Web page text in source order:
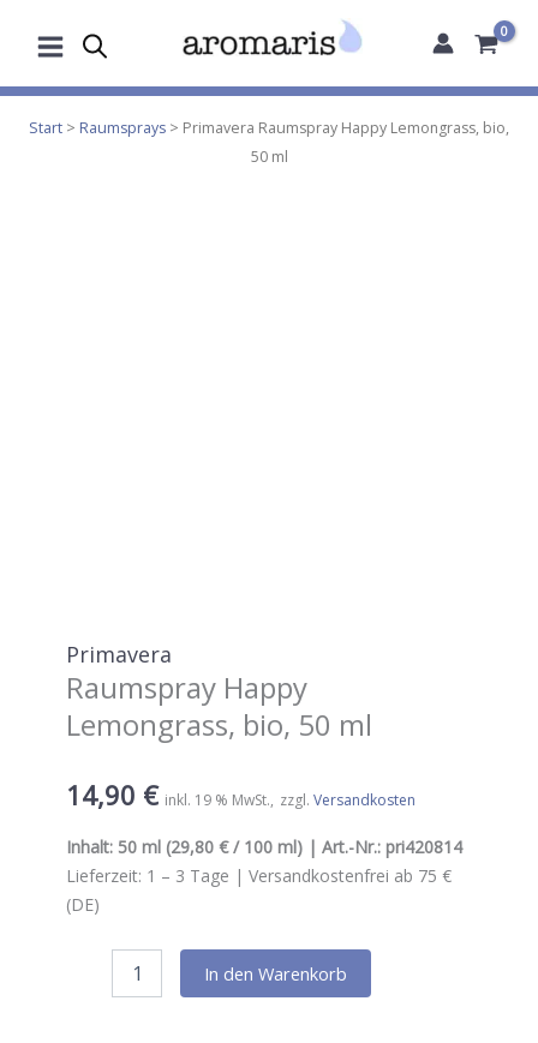
Inhalt
Start > Raumsprays > Primavera Raumspray Happy Lemongrass, bio,
50 ml
Primavera
Raumspray Happy
Lemongrass, bio, 50 ml
14,90 € inkl. 19 % MwSt. zzgl. Versandkosten
Inhalt: 50 ml (29,80 € / 100 ml) | Art.-Nr.: pri420814
Lieferzeit: 1 – 3 Tage | Versandkostenfrei ab 75 €
(DE)
Raumspray
In den Warenkorb